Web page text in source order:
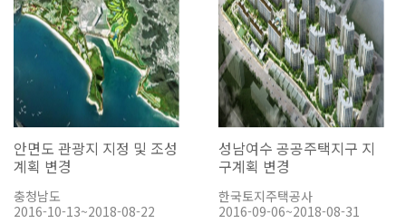
안면도 관광지 지정 및 조성
계획 변경
충청남도
2016-10-13~2018-08-22
성남여수 공공주택지구 지
구계획 변경
한국토지주택공사
2016-09-06~2018-08-31